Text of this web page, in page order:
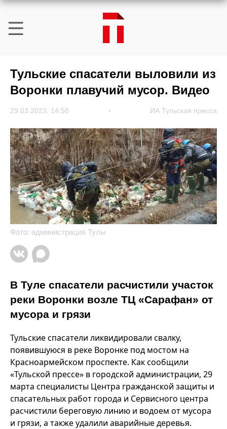
Тульские спасатели выловили из
Воронки плавучий мусор. Видео
29.03.2023, 14:58 ИА Тульская пресса
Фото: администрация Тулы
В Туле спасатели расчистили участок
реки Воронки возле ТЦ «Сарафан» от
мусора и грязи
Тульские спасатели ликвидировали свалку,
появившуюся в реке Воронке под мостом на
Красноармейском проспекте. Как сообщили
«Тульской прессе» в городской администрации, 29
марта специалисты Центра гражданской защиты и
спасательных работ города и Сервисного центра
расчистили береговую линию и водоем от мусора
и грязи, а также удалили аварийные деревья.